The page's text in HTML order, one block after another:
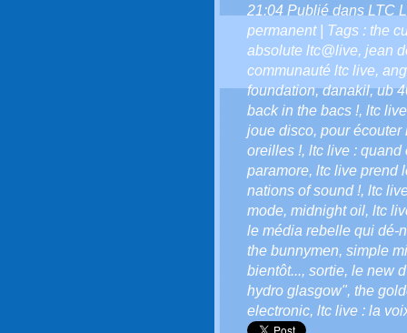
21:04 Publié dans LTC
permanent| Tags : the
absolute ltc@live, jean
communauté ltc live,
foundation,danakil,ub
back in the bacs !, ltc
joue disco, pour écouter
oreilles !, ltc live : quand
paramore, ltc live prend
nations of sound !, ltc
mode, midnight oil, ltc
le média rebelle qui dé-
the bunnymen, simple
bientôt..., sortie, le new
hydro glasgow", the
electronic, ltc live : la